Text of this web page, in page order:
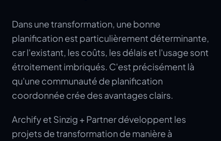
Dans une transformation, une bonne
planification est particulièrement déterminante,
car l'existant, les coûts, les délais et l'usage sont
étroitement imbriqués. C'est précisément là
qu'une communauté de planification
coordonnée crée des avantages clairs.
Archify et Sinzig + Partner développent les
projets de transformation de manière à